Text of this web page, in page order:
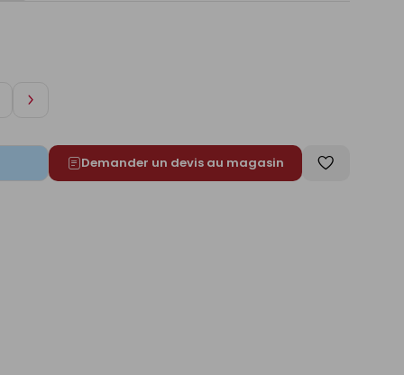
Augmenter
Demander un devis au magasin
Enregistrer